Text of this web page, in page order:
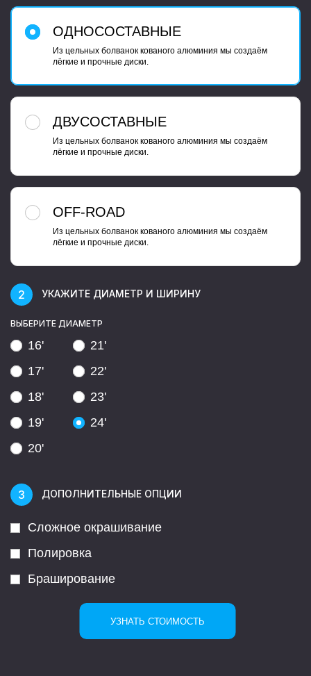
ОДНОСОСТАВНЫЕ
Из цельных болванок кованого алюминия мы создаём
лёгкие и прочные диски.
ДВУСОСТАВНЫЕ
Из цельных болванок кованого алюминия мы создаём
лёгкие и прочные диски.
OFF-ROAD
Из цельных болванок кованого алюминия мы создаём
лёгкие и прочные диски.
УКАЖИТЕ ДИАМЕТР И ШИРИНУ
ВЫБЕРИТЕ ДИАМЕТР
16'
17'
18'
19'
20'
21'
22'
23'
24'
ДОПОЛНИТЕЛЬНЫЕ ОПЦИИ
Сложное окрашивание
Полировка
Браширование